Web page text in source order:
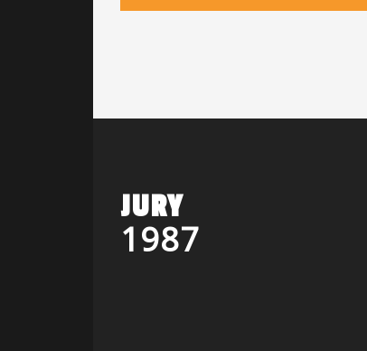
JURY
1987